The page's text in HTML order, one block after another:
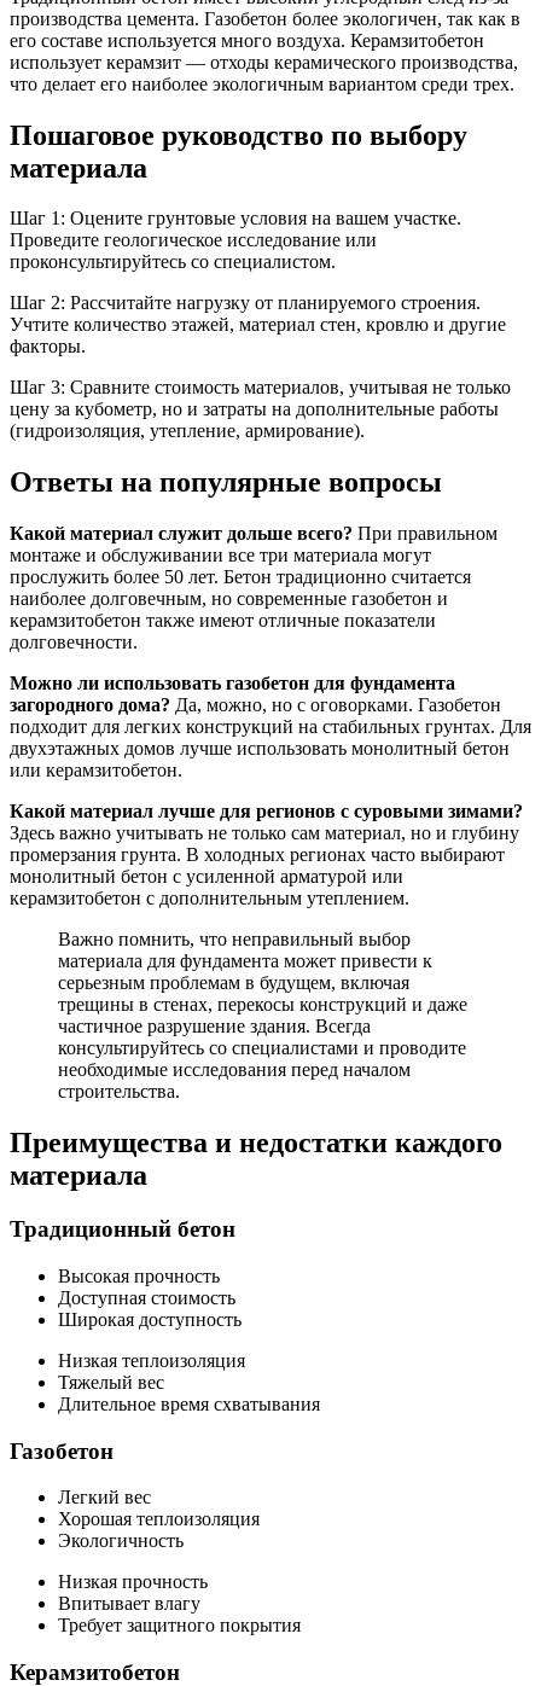
производства цемента. Газобетон более экологичен, так как в
его составе используется много воздуха. Керамзитобетон
использует керамзит — отходы керамического производства,
что делает его наиболее экологичным вариантом среди трех.
Пошаговое руководство по выбору
материала
Шаг 1: Оцените грунтовые условия на вашем участке.
Проведите геологическое исследование или
проконсультируйтесь со специалистом.
Шаг 2: Рассчитайте нагрузку от планируемого строения.
Учтите количество этажей, материал стен, кровлю и другие
факторы.
Шаг 3: Сравните стоимость материалов, учитывая не только
цену за кубометр, но и затраты на дополнительные работы
(гидроизоляция, утепление, армирование).
Ответы на популярные вопросы
Какой материал служит дольше всего? При правильном
монтаже и обслуживании все три материала могут
прослужить более 50 лет. Бетон традиционно считается
наиболее долговечным, но современные газобетон и
керамзитобетон также имеют отличные показатели
долговечности.
Можно ли использовать газобетон для фундамента
загородного дома? Да, можно, но с оговорками. Газобетон
подходит для легких конструкций на стабильных грунтах. Для
двухэтажных домов лучше использовать монолитный бетон
или керамзитобетон.
Какой материал лучше для регионов с суровыми зимами?
Здесь важно учитывать не только сам материал, но и глубину
промерзания грунта. В холодных регионах часто выбирают
монолитный бетон с усиленной арматурой или
керамзитобетон с дополнительным утеплением.
Важно помнить, что неправильный выбор
материала для фундамента может привести к
серьезным проблемам в будущем, включая
трещины в стенах, перекосы конструкций и даже
частичное разрушение здания. Всегда
консультируйтесь со специалистами и проводите
необходимые исследования перед началом
строительства.
Преимущества и недостатки каждого
материала
Традиционный бетон
Высокая прочность
Доступная стоимость
Широкая доступность
Низкая теплоизоляция
Тяжелый вес
Длительное время схватывания
Газобетон
Легкий вес
Хорошая теплоизоляция
Экологичность
Низкая прочность
Впитывает влагу
Требует защитного покрытия
Керамзитобетон